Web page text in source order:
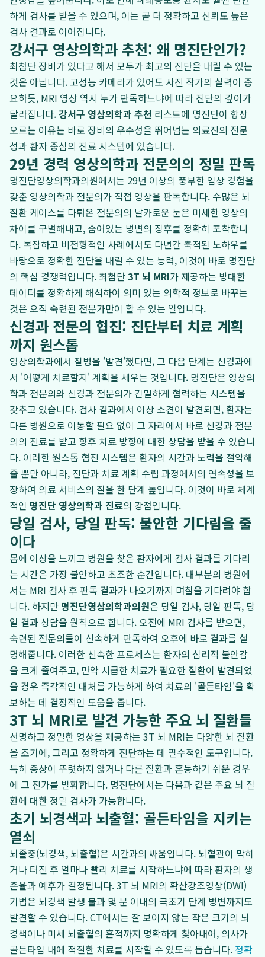
하게 검사를 받을 수 있으며, 이는 곧 더 정확하고 신뢰도 높은
검사 결과로 이어집니다.
강서구 영상의학과 추천: 왜 명진단인가?
최첨단 장비가 있다고 해서 모두가 최고의 진단을 내릴 수 있는
것은 아닙니다. 고성능 카메라가 있어도 사진 작가의 실력이 중
요하듯, MRI 영상 역시 누가 판독하느냐에 따라 진단의 깊이가
달라집니다.강서구 영상의학과 추천 리스트에 명진단이 항상
오르는 이유는 바로 장비의 우수성을 뛰어넘는 의료진의 전문
성과 환자 중심의 진료 시스템에 있습니다.
29년 경력 영상의학과 전문의의 정밀 판독
명진단영상의학과의원에서는 29년 이상의 풍부한 임상 경험을
갖춘 영상의학과 전문의가 직접 영상을 판독합니다. 수많은 뇌
질환 케이스를 다뤄온 전문의의 날카로운 눈은 미세한 영상의
차이를 구별해내고, 숨어있는 병변의 징후를 정확히 포착합니
다. 복잡하고 비전형적인 사례에서도 다년간 축적된 노하우를
바탕으로 정확한 진단을 내릴 수 있는 능력, 이것이 바로 명진단
의 핵심 경쟁력입니다. 최첨단3T 뇌 MRI가 제공하는 방대한
데이터를 정확하게 해석하여 의미 있는 의학적 정보로 바꾸는
것은 오직 숙련된 전문가만이 할 수 있는 일입니다.
신경과 전문의 협진: 진단부터 치료 계획
까지 원스톱
영상의학과에서 질병을 '발견'했다면, 그 다음 단계는 신경과에
서 '어떻게 치료할지' 계획을 세우는 것입니다. 명진단은 영상의
학과 전문의와 신경과 전문의가 긴밀하게 협력하는 시스템을
갖추고 있습니다. 검사 결과에서 이상 소견이 발견되면, 환자는
다른 병원으로 이동할 필요 없이 그 자리에서 바로 신경과 전문
의의 진료를 받고 향후 치료 방향에 대한 상담을 받을 수 있습니
다. 이러한 원스톱 협진 시스템은 환자의 시간과 노력을 절약해
줄 뿐만 아니라, 진단과 치료 계획 수립 과정에서의 연속성을 보
장하여 의료 서비스의 질을 한 단계 높입니다. 이것이 바로 체계
적인 명진단 영상의학과 진료의 강점입니다.
당일 검사, 당일 판독: 불안한 기다림을 줄
이다
몸에 이상을 느끼고 병원을 찾은 환자에게 검사 결과를 기다리
는 시간은 가장 불안하고 초조한 순간입니다. 대부분의 병원에
서는 MRI 검사 후 판독 결과가 나오기까지 며칠을 기다려야 합
니다. 하지만 명진단영상의학과의원은 당일 검사, 당일 판독, 당
일 결과 상담을 원칙으로 합니다. 오전에 MRI 검사를 받으면,
숙련된 전문의들이 신속하게 판독하여 오후에 바로 결과를 설
명해줍니다. 이러한 신속한 프로세스는 환자의 심리적 불안감
을 크게 줄여주고, 만약 시급한 치료가 필요한 질환이 발견되었
을 경우 즉각적인 대처를 가능하게 하여 치료의 '골든타임'을 확
보하는 데 결정적인 도움을 줍니다.
3T 뇌 MRI로 발견 가능한 주요 뇌 질환들
선명하고 정밀한 영상을 제공하는 3T 뇌 MRI는 다양한 뇌 질환
을 조기에, 그리고 정확하게 진단하는 데 필수적인 도구입니다.
특히 증상이 뚜렷하지 않거나 다른 질환과 혼동하기 쉬운 경우
에 그 진가를 발휘합니다. 명진단에서는 다음과 같은 주요 뇌 질
환에 대한 정밀 검사가 가능합니다.
초기 뇌경색과 뇌출혈: 골든타임을 지키는
열쇠
뇌졸중(뇌경색, 뇌출혈)은 시간과의 싸움입니다. 뇌혈관이 막히
거나 터진 후 얼마나 빨리 치료를 시작하느냐에 따라 환자의 생
존율과 예후가 결정됩니다. 3T 뇌 MRI의 확산강조영상(DWI)
기법은 뇌경색 발생 불과 몇 분 이내의 극초기 단계 병변까지도
발견할 수 있습니다. CT에서는 잘 보이지 않는 작은 크기의 뇌
경색이나 미세 뇌출혈의 흔적까지 명확하게 찾아내어, 의사가
골든타임 내에 적절한 치료를 시작할 수 있도록 돕습니다. 정확